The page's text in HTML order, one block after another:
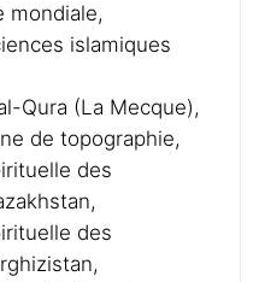
mondiale,
islamiques
Qura (La Mecque),
de topographie,
des
des